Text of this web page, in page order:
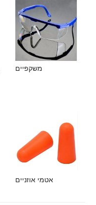
משקפיים
אטמי אוזניים